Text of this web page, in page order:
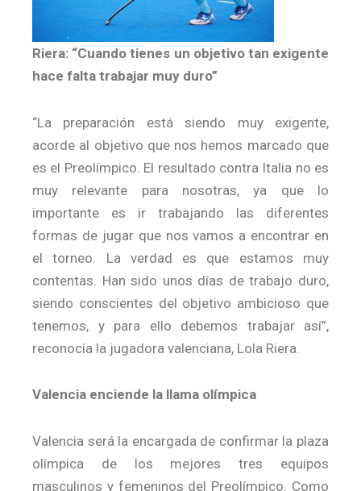
Riera: “Cuando tienes un objetivo tan exigente
hace falta trabajar muy duro”
“La preparación está siendo muy exigente,
acorde al objetivo que nos hemos marcado que
es el Preolímpico. El resultado contra Italia no es
muy relevante para nosotras, ya que lo
importante es ir trabajando las diferentes
formas de jugar que nos vamos a encontrar en
el torneo. La verdad es que estamos muy
contentas. Han sido unos días de trabajo duro,
siendo conscientes del objetivo ambicioso que
tenemos, y para ello debemos trabajar así”,
reconocía la jugadora valenciana, Lola Riera.
Valencia enciende la llama olímpica
Valencia será la encargada de confirmar la plaza
olímpica de los mejores tres equipos
masculinos y femeninos del Preolímpico. Como